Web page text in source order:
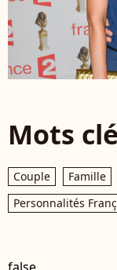
Mots
Couple Famille
Personnalités